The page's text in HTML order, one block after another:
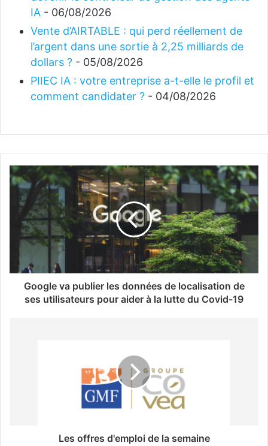
IA - 06/08/2026
Vente d’AIRTABLE : qui perd réellement de
l’argent dans une sortie à 2,25 milliards de
dollars ? - 05/08/2026
PIIEC IA : votre entreprise a-t-elle le profil et
comment candidater ? - 04/08/2026
Google va publier les données de localisation de
ses utilisateurs pour aider à la lutte du Covid-19
Les offres d'emploi de la semaine